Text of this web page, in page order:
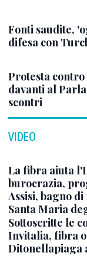
Fonti saudite,
difesa con
Protesta
davanti al
scontri
VIDEO
La fibra aiuta
burocrazia,
Assisi, bagno
Santa Maria
Sottoscritte le
Invitalia, fibra
Ditonellapiaga